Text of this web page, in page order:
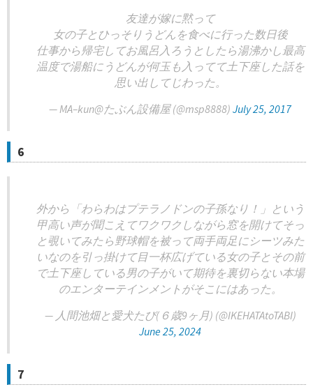
友達が嫁に黙って
女の子とひっそりうどんを食べに行った数日後
仕事から帰宅してお風呂入ろうとしたら湯沸かし最高
温度で湯船にうどんが何玉も入ってて土下座した話を
思い出してじわった。
— MA–kun@たぶん設備屋 (@msp8888) July 25, 2017
6
外から「わらわはプテラノドンの子孫なり！」という
甲高い声が聞こえてワクワクしながら窓を開けてそっ
と覗いてみたら野球帽を被って両手両足にシーツみた
いなのを引っ掛けて目一杯広げている女の子とその前
で土下座している男の子がいて期待を裏切らない本場
のエンターテインメントがそこにはあった。
— 人間池畑と愛犬たび(６歳9ヶ月) (@IKEHATAtoTABI)
June 25, 2024
7